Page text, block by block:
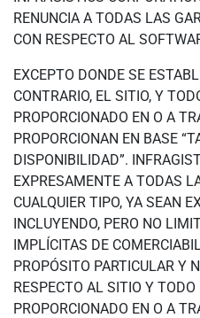
RENUNCIA A TODAS LAS
CON RESPECTO AL
EXCEPTO DONDE SE
CONTRARIO, EL SITIO, Y
PROPORCIONADO EN O A
PROPORCIONAN EN BASE
DISPONIBILIDAD”.
EXPRESAMENTE A TODAS
CUALQUIER TIPO, YA SEAN
INCLUYENDO, PERO NO
IMPLÍCITAS DE
PROPÓSITO PARTICULAR Y
RESPECTO AL SITIO Y
PROPORCIONADO EN O A